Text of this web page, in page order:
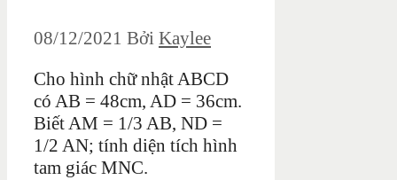
08/12/2021 Bởi Kaylee
Cho hình chữ nhật ABCD
có AB = 48cm, AD = 36cm.
Biết AM = 1/3 AB, ND =
1/2 AN; tính diện tích hình
tam giác MNC.